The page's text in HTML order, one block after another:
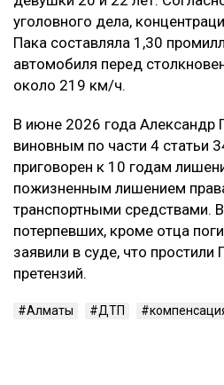
уголовного дела,
Пака составляла 1,30
автомобиля перед
около 219 км/ч.
В июне 2026 года Александр
виновным по части 4 статьи
приговорен к 10 годам
пожизненным лишением
транспортными средствами.
потерпевших, кроме отца
заявили в суде, что
претензий.
Алматы ДТП